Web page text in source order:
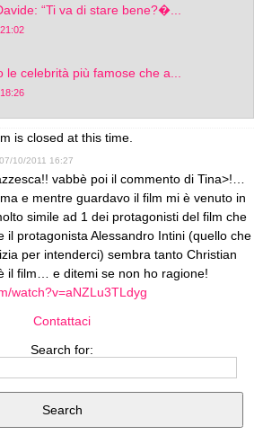
“Ti va di stare bene?�...
le celebrità più famose che a...
is closed at this time.
10/2011 16:27
vabbè poi il commento di Tina>!…
e mentre guardavo il film mi è venuto in
simile ad 1 dei protagonisti del film che
il protagonista Alessandro Intini (quello che
per intenderci) sembra tanto Christian
il film… e ditemi se non ho ragione!
watch?v=aNZLu3TLdyg
Contattaci
Search for: